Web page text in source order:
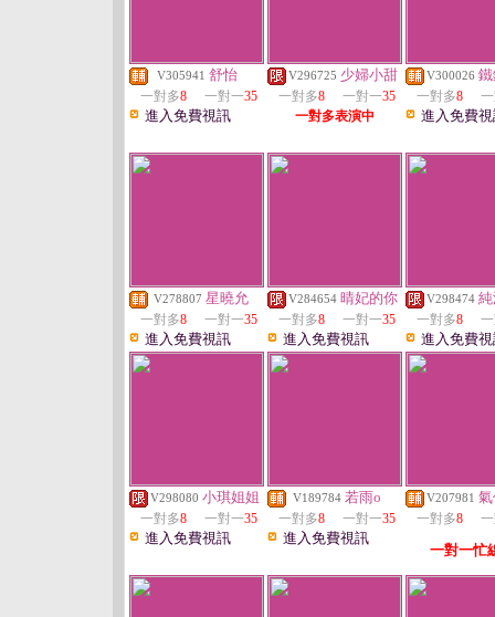
V305941 舒怡
一對多8 一對一35
進入免費視訊
V296725 少婦小甜
一對多8 一對一35
一對多表演中
V300026
一對多8
進入免費
V278807 星曉允
一對多8 一對一35
進入免費視訊
V284654 晴妃的你
一對多8 一對一35
進入免費視訊
V298474
一對多8
進入免費
V298080 小琪姐姐
一對多8 一對一35
進入免費視訊
V189784 若雨o
一對多8 一對一35
進入免費視訊
V207981
一對多8
一對一忙